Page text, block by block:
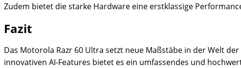
Zudem bietet die starke Hardware eine erstklassige
Fazit
Das Motorola Razr 60 Ultra setzt neue Maßstäbe in der Welt
innovativen AI-Features bietet es ein umfassendes und